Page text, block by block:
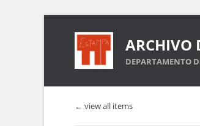
ARCHIVO
DEPARTAMENTO
← view all items